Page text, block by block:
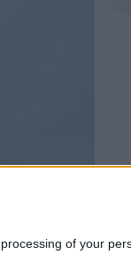
of your